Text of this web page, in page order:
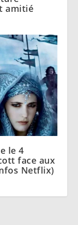
amitié
le 4
face aux
Netflix)